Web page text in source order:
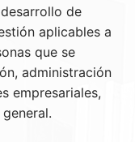
de
aplicables a
que se
administración
empresariales,